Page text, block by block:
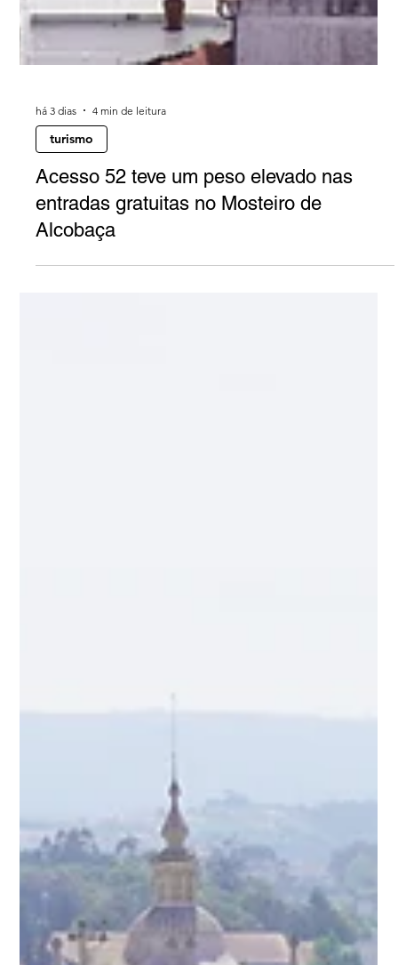
há 3 dias 4 min de leitura
turismo
Acesso 52 teve um peso elevado nas
entradas gratuitas no Mosteiro de
Alcobaça